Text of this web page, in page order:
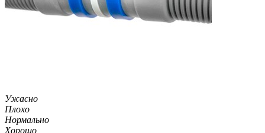
Ужасно
Плохо
Нормально
Хорошо